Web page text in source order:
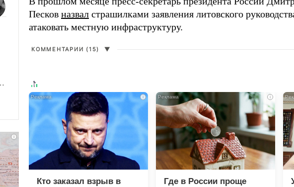
Песков назвал страшилками заявления литовского
атаковать местную инфраструктуру.
КОММЕНТАРИИ (15) ▼
i
Кто заказал взрыв в
i
Где в России проще